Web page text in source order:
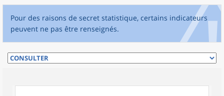
Pour des raisons de secret statistique, certains indicateurs
peuvent ne pas être renseignés.